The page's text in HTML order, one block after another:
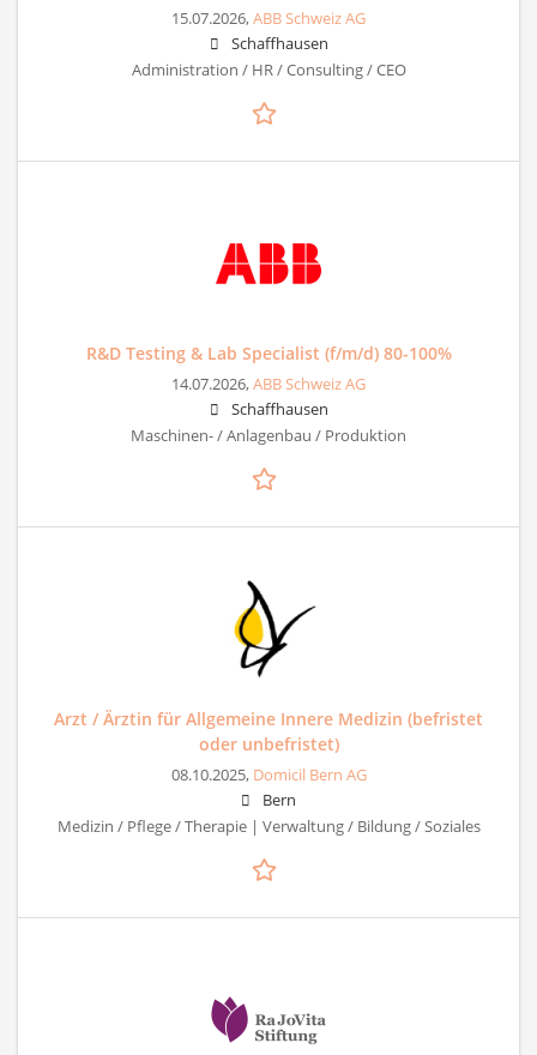
15.07.2026,ABB Schweiz AG
Schaffhausen
Administration / HR / Consulting / CEO
R&D Testing & Lab Specialist (f/m/d) 80-100%
14.07.2026,ABB Schweiz AG
Schaffhausen
Maschinen- / Anlagenbau / Produktion
Arzt / Ärztin für Allgemeine Innere Medizin (befristet
oder unbefristet)
08.10.2025, Domicil Bern AG
Bern
Medizin / Pflege / Therapie | Verwaltung / Bildung / Soziales